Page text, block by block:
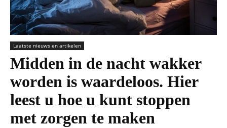
Laatste nieuws en artikelen
Midden in de nacht wakker
worden is waardeloos. Hier
leest u hoe u kunt stoppen
met zorgen te maken